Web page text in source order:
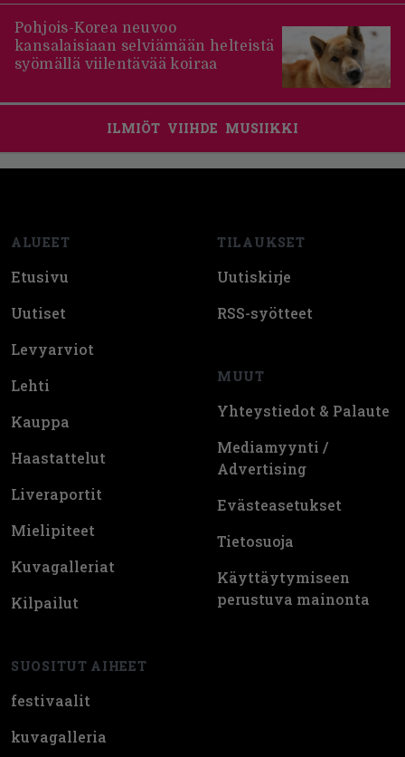
Pohjois-Korea neuvoo
kansalaisiaan selviämään helteistä
syömällä viilentävää koiraa
ILMIÖT VIIHDE MUSIIKKI
ALUEET
Etusivu
Uutiset
Levyarviot
Lehti
Kauppa
Haastattelut
Liveraportit
Mielipiteet
Kuvagalleriat
Kilpailut
SUOSITUT AIHEET
festivaalit
kuvagalleria
TILAUKSET
Uutiskirje
RSS-syötteet
MUUT
Yhteystiedot & Palaute
Mediamyynti /
Advertising
Evästeasetukset
Tietosuoja
Käyttäytymiseen
perustuva mainonta